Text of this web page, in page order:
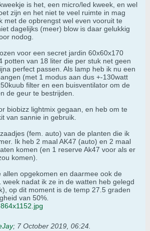
is het, een micro/led kweek, en wel
zijn en het niet te veel ruimte in mag
met de opbrengst wel even vooruit te
dagelijks (meer) blow is daar gelukkig
nodog.
voor een secret jardin 60x60x170
potten van 18 liter die per stuk net geen
perfect passen. Als lamp heb ik nu een
(met 1 modus aan dus +-130watt
filter en een buisventilator om de
de geur te bestrijden.
biobizz lightmix gegaan, en heb om te
van sannie in gebruik.
(fem. auto) van de planten die ik
Ik heb 2 maal AK47 (auto) en 2 maal
komen (en 1 reserve Ak47 voor als er
komen).
allen opgekomen en daarmee ook de
nadat ik ze in de watten heb gelegd
op dit moment is de temp 27.5 graden
van 50%.
; 7 October 2019, 06:24